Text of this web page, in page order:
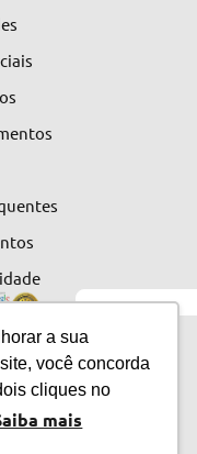
a sua
você concorda
cliques no
mais